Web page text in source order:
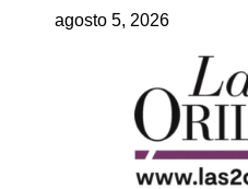
agosto 5, 2026